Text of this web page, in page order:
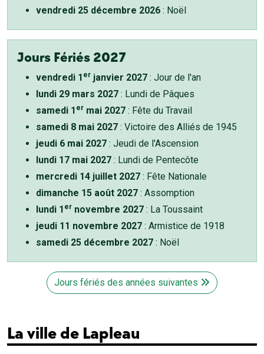
vendredi 25 décembre 2026 : Noël
Jours Fériés 2027
vendredi 1 er janvier 2027 : Jour de l'an
lundi 29 mars 2027 : Lundi de Pâques
samedi 1 er mai 2027 : Fête du Travail
samedi 8 mai 2027 : Victoire des Alliés de 1945
jeudi 6 mai 2027 : Jeudi de l'Ascension
lundi 17 mai 2027 : Lundi de Pentecôte
mercredi 14 juillet 2027 : Fête Nationale
dimanche 15 août 2027 : Assomption
lundi 1 er novembre 2027 : La Toussaint
jeudi 11 novembre 2027 : Armistice de 1918
samedi 25 décembre 2027 : Noël
Jours fériés des années suivantes
La ville de Lapleau